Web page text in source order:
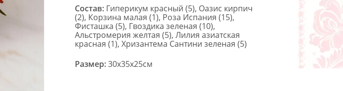
Состав: Гиперикум красный (5), Оазис кирпич
(2), Корзина малая (1), Роза Испания (15),
Фисташка (5), Гвоздика зеленая (10),
Альстромерия желтая (5), Лилия азиатская
красная (1), Хризантема Сантини зеленая (5)
Размер:30x35x25см